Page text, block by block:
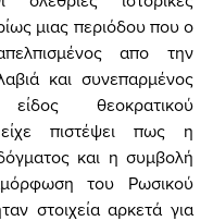
μιας περιόδου που ο
απο την
και συνεπαρμένος
θεοκρατικού
είχε πιστέψει πως η
και η συμβολή
του Ρωσικού
στοιχεία αρκετά για